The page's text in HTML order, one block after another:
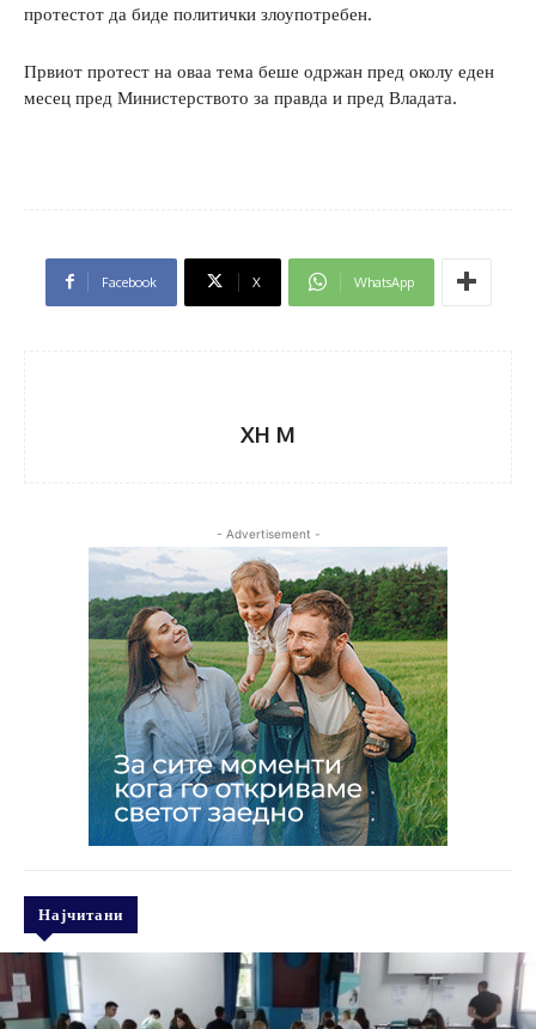
протестот да биде политички злоупотребен.
Првиот протест на оваа тема беше одржан пред околу еден
месец пред Министерството за правда и пред Владата.
Facebook X WhatsApp
XH M
- Advertisement -
Најчитани